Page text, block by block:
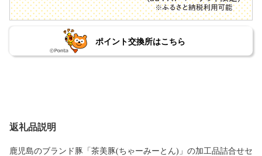
ポイント交換所はこちら
返礼品説明
鹿児島のブランド豚「茶美豚(ちゃーみーとん)」の加工品詰合せセ